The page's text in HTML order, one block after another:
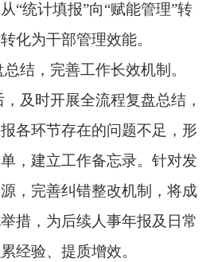
“统计填报”向“赋能管理”转
化为干部管理效能。
结，完善工作长效机制。
及时开展全流程复盘总结，
各环节存在的问题不足，形
，建立工作备忘录。针对发
，完善纠错整改机制，将成
措，为后续人事年报及日常
经验、提质增效。